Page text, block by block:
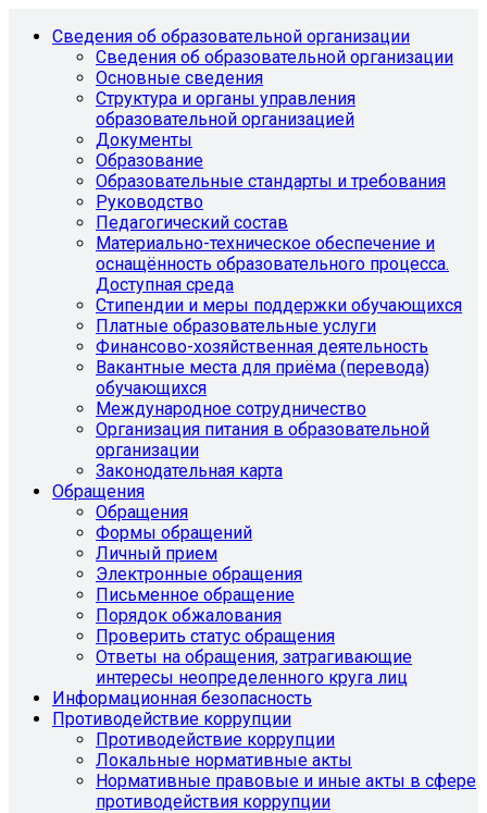
Сведения об образовательной организации
Сведения об образовательной организации
Основные сведения
Структура и органы управления
образовательной организацией
Документы
Образование
Образовательные стандарты и требования
Руководство
Педагогический состав
Материально-техническое обеспечение и
оснащённость образовательного процесса.
Доступная среда
Стипендии и меры поддержки обучающихся
Платные образовательные услуги
Финансово-хозяйственная деятельность
Вакантные места для приёма (перевода)
обучающихся
Международное сотрудничество
Организация питания в образовательной
организации
Законодательная карта
Обращения
Обращения
Формы обращений
Личный прием
Электронные обращения
Письменное обращение
Порядок обжалования
Проверить статус обращения
Ответы на обращения, затрагивающие
интересы неопределенного круга лиц
Информационная безопасность
Противодействие коррупции
Противодействие коррупции
Локальные нормативные акты
Нормативные правовые и иные акты в сфере
противодействия коррупции